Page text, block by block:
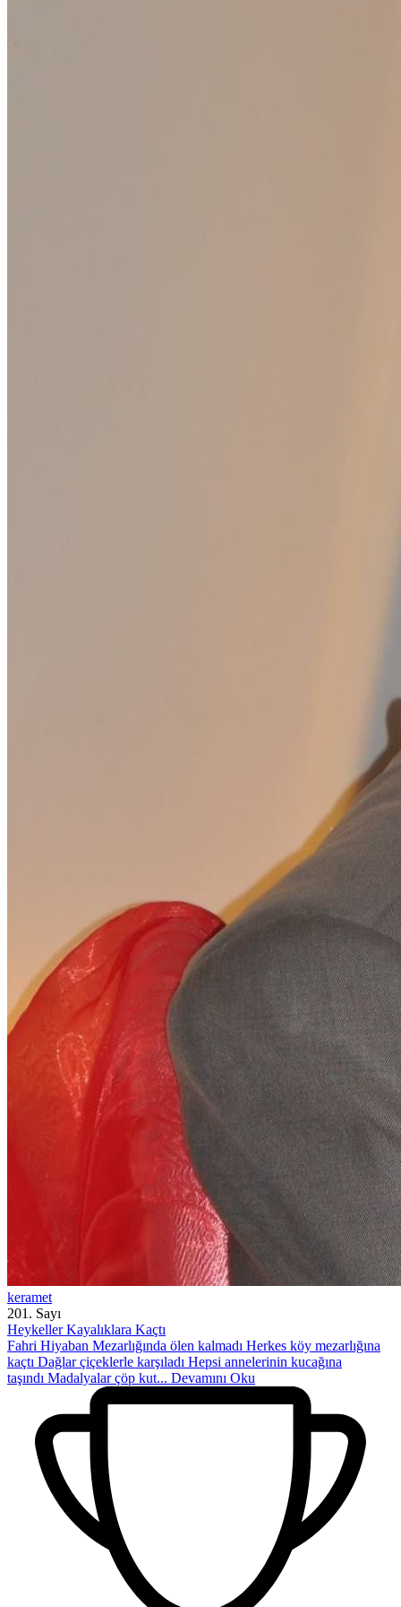
keramet
201. Sayı
Heykeller Kayalıklara Kaçtı
Fahri Hiyaban Mezarlığında ölen kalmadı Herkes köy mezarlığına
kaçtı Dağlar çiçeklerle karşıladı Hepsi annelerinin kucağına
taşındı Madalyalar çöp kut... Devamını Oku